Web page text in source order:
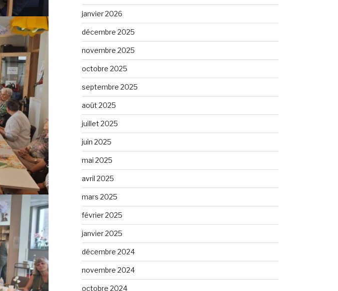
janvier 2026
décembre 2025
novembre 2025
octobre 2025
septembre 2025
août 2025
juillet 2025
juin 2025
mai 2025
avril 2025
mars 2025
février 2025
janvier 2025
décembre 2024
novembre 2024
octobre 2024